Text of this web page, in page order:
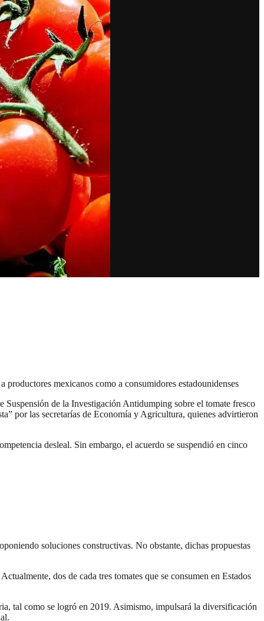
mexicanos como a consumidores estadounidenses
Suspensión de la Investigación Antidumping sobre el tomate fresco
por las secretarías de Economía y Agricultura, quienes advirtieron
desleal. Sin embargo, el acuerdo se suspendió en cinco
soluciones constructivas. No obstante, dichas propuestas
dos de cada tres tomates que se consumen en Estados
tal como se logró en 2019. Asimismo, impulsará la diversificación